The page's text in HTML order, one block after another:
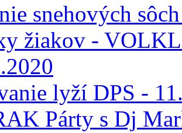
snehových
žiakov -
lyží DPS -
Párty s Dj